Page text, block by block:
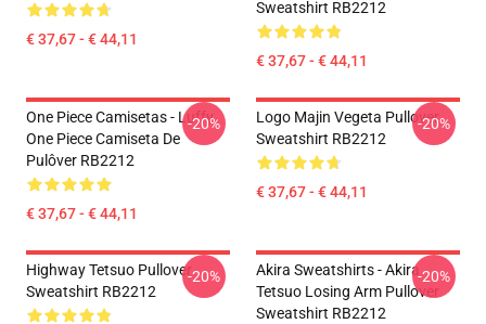
€ 37,67 - € 44,11
Sweatshirt RB2212
€ 37,67 - € 44,11
One Piece Camisetas - Luffy
One Piece Camiseta De
Pulôver RB2212
€ 37,67 - € 44,11
-20%
Logo Majin Vegeta Pullover
Sweatshirt RB2212
€ 37,67 - € 44,11
-20%
Highway Tetsuo Pullover
Sweatshirt RB2212
-20%
Akira Sweatshirts - Akira
Tetsuo Losing Arm Pullover
Sweatshirt RB2212
-20%